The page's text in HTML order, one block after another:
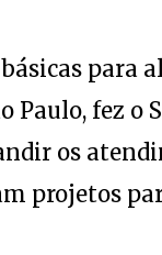
Paulo, fez
os
projetos